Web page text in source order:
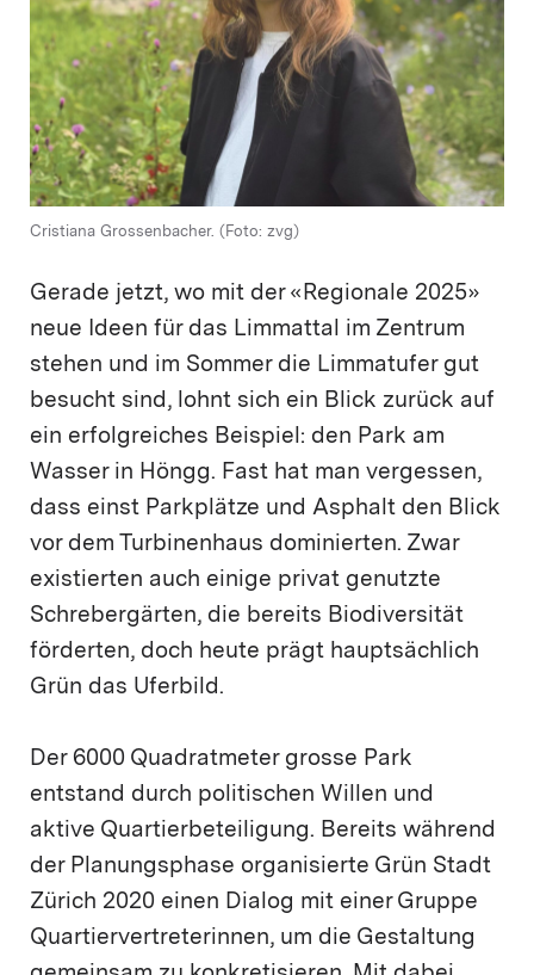
Cristiana Grossenbacher. (Foto: zvg)
Gerade jetzt, wo mit der «Regionale 2025»
neue Ideen für das Limmattal im Zentrum
stehen und im Sommer die Limmatufer gut
besucht sind, lohnt sich ein Blick zurück auf
ein erfolgreiches Beispiel: den Park am
Wasser in Höngg. Fast hat man vergessen,
dass einst Parkplätze und Asphalt den Blick
vor dem Turbinenhaus dominierten. Zwar
existierten auch einige privat genutzte
Schrebergärten, die bereits Biodiversität
förderten, doch heute prägt hauptsächlich
Grün das Uferbild.
Der 6000 Quadratmeter grosse Park
entstand durch politischen Willen und
aktive Quartierbeteiligung. Bereits während
der Planungsphase organisierte Grün Stadt
Zürich 2020 einen Dialog mit einer Gruppe
Quartiervertreterinnen, um die Gestaltung